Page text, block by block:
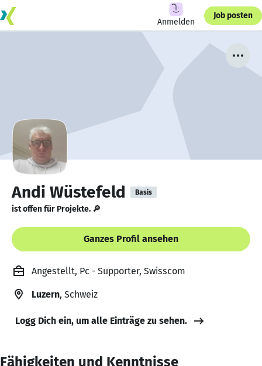
Anmelden
Job posten
Andi Wüstefeld Basis
ist offen für Projekte. 🔎
Ganzes Profil ansehen
Angestellt, Pc - Supporter, Swisscom
Luzern, Schweiz
Logg Dich ein, um alle Einträge zu sehen.
Fähigkeiten und Kenntnisse